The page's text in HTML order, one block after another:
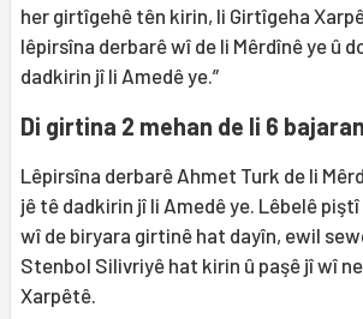
her girtîgehê tên kirin, li Girtîgeha
lêpirsîna derbarê wî de li Mêrdînê ye û
dadkirin jî li Amedê ye.”
Di girtina 2 mehan de li 6
Lêpirsîna derbarê Ahmet Turk de li
jê tê dadkirin jî li Amedê ye. Lêbelê
wî de biryara girtinê hat dayîn, ewil
Stenbol Silivriyê hat kirin û paşê jî wî
Xarpêtê.